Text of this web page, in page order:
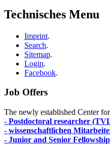
Technisches Menu
Imprint.
Search.
Sitemap.
Login.
Facebook.
Job Offers
The newly established Center
- Postdoctoral researcher
- wissenschaftlichen
- Junior and Senior